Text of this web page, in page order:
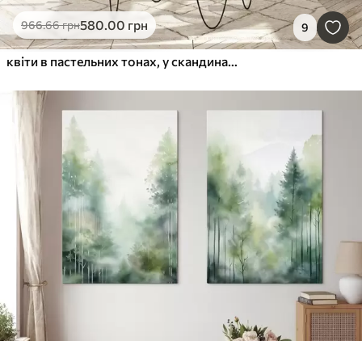
966.66грн580 .00 грн 9